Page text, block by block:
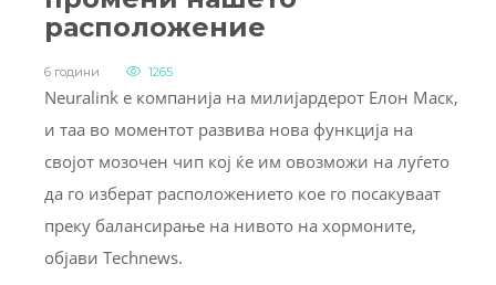
расположение
6 години 1265
Neuralink е компанија на милијардерот Елон Маск,
и таа во моментот развива нова функција на
својот мозочен чип кој ќе им овозможи на луѓето
да го изберат расположението кое го посакуваат
преку балансирање на нивото на хормоните,
објави Technews.